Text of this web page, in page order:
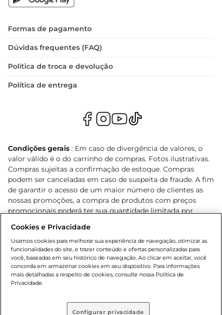
Formas de pagamento
Dúvidas frequentes (FAQ)
Política de troca e devolução
Política de entrega
Condições gerais : Em caso de divergência de valores, o
valor válido é o do carrinho de compras. Fotos ilustrativas.
Compras sujeitas a confirmação de estoque. Compras
podem ser canceladas em caso de suspeita de fraude. A fim
de garantir o acesso de um maior número de clientes as
nossas promoções, a compra de produtos com preços
promocionais poderá ter sua quantidade limitada por
o e-commerce e válidos durante o dia de hoje, podendo
sofrer alterações sem prévia notificação. Proibida a venda
de bebidas alcoólicas para menores de 18 anos, conforme
Lei n.º 8069/90, art. 81, inciso II (Estatuto da Criança e do
Adolescente). Preços e condições exclusivos para o
www.bretas.com.br
Cookies e Privacidade
Usamos cookies para melhorar sua experiência de navegação, otimizar as
funcionalidades do site, e trazer conteúdo e ofertas personalizadas para
você, baseadas em seu histórico de navegação. Ao clicar em aceitar, você
concorda em armazenar cookies em seu dispositivo. Para informações
mais detalhadas a respeito de cookies, consulte nossa Política de
Privacidade.
Configurar privacidade